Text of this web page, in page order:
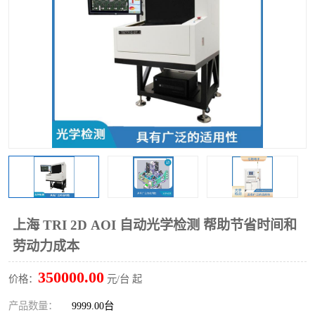
上海 TRI 2D AOI 自动光学检测 帮助节省时间和
劳动力成本
价格： 350000.00 元/台 起
产品数量： 9999.00台